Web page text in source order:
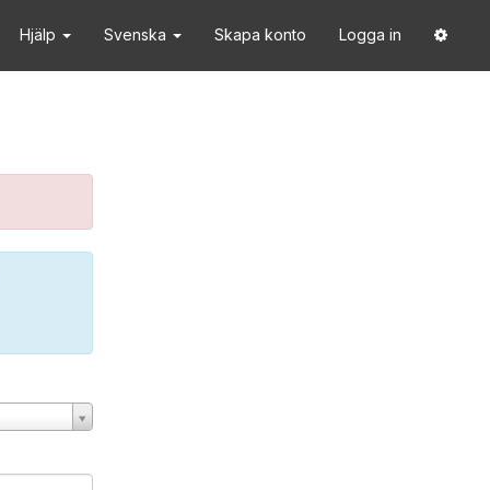
Hjälp Svenska Skapa konto Logga in